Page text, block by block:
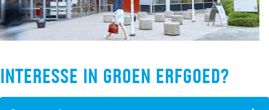
Interesse in Groen Erfgoed?